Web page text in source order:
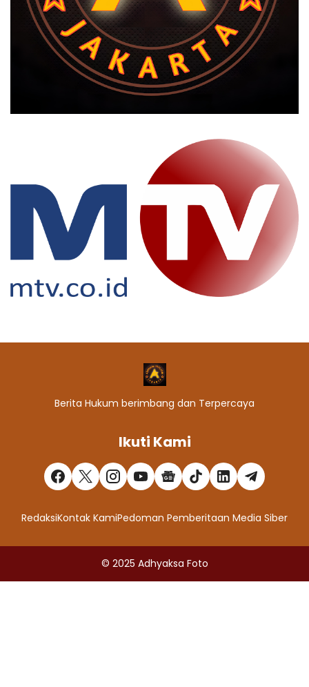
Berita Hukum berimbang dan Terpercaya
Ikuti Kami
RedaksiKontak KamiPedoman Pemberitaan Media Siber
© 2025 Adhyaksa Foto